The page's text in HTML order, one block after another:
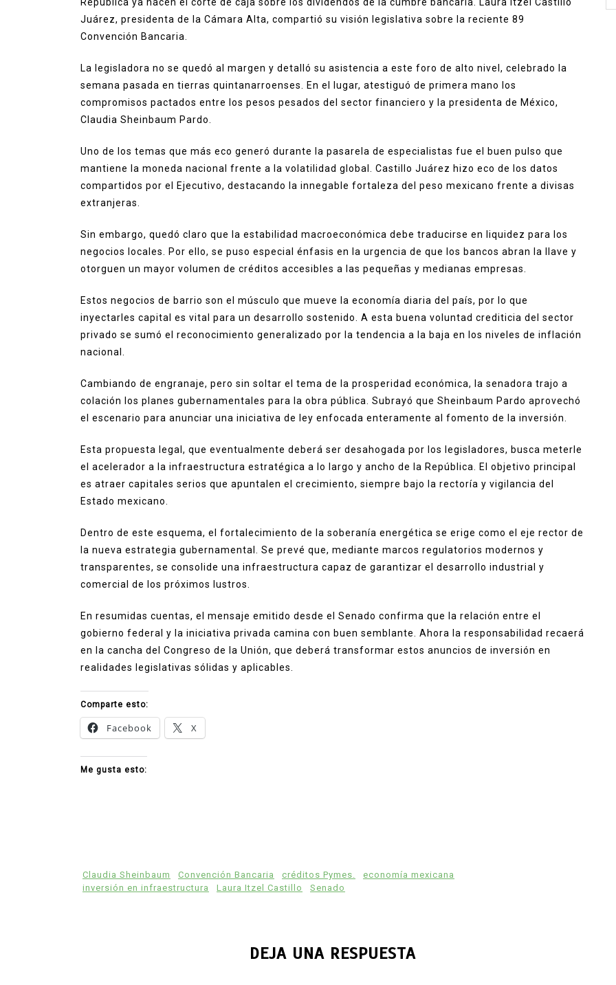
Juárez, presidenta de la Cámara Alta, compartió su visión legislativa sobre la reciente 89
Convención Bancaria.
La legisladora no se quedó al margen y detalló su asistencia a este foro de alto nivel, celebrado la
semana pasada en tierras quintanarroenses. En el lugar, atestiguó de primera mano los
compromisos pactados entre los pesos pesados del sector financiero y la presidenta de México,
Claudia Sheinbaum Pardo.
Uno de los temas que más eco generó durante la pasarela de especialistas fue el buen pulso que
mantiene la moneda nacional frente a la volatilidad global. Castillo Juárez hizo eco de los datos
compartidos por el Ejecutivo, destacando la innegable fortaleza del peso mexicano frente a divisas
extranjeras.
Sin embargo, quedó claro que la estabilidad macroeconómica debe traducirse en liquidez para los
negocios locales. Por ello, se puso especial énfasis en la urgencia de que los bancos abran la llave y
otorguen un mayor volumen de créditos accesibles a las pequeñas y medianas empresas.
Estos negocios de barrio son el músculo que mueve la economía diaria del país, por lo que
inyectarles capital es vital para un desarrollo sostenido. A esta buena voluntad crediticia del sector
privado se sumó el reconocimiento generalizado por la tendencia a la baja en los niveles de inflación
nacional.
Cambiando de engranaje, pero sin soltar el tema de la prosperidad económica, la senadora trajo a
colación los planes gubernamentales para la obra pública. Subrayó que Sheinbaum Pardo aprovechó
el escenario para anunciar una iniciativa de ley enfocada enteramente al fomento de la inversión.
Esta propuesta legal, que eventualmente deberá ser desahogada por los legisladores, busca meterle
el acelerador a la infraestructura estratégica a lo largo y ancho de la República. El objetivo principal
es atraer capitales serios que apuntalen el crecimiento, siempre bajo la rectoría y vigilancia del
Estado mexicano.
Dentro de este esquema, el fortalecimiento de la soberanía energética se erige como el eje rector de
la nueva estrategia gubernamental. Se prevé que, mediante marcos regulatorios modernos y
transparentes, se consolide una infraestructura capaz de garantizar el desarrollo industrial y
comercial de los próximos lustros.
En resumidas cuentas, el mensaje emitido desde el Senado confirma que la relación entre el
gobierno federal y la iniciativa privada camina con buen semblante. Ahora la responsabilidad recaerá
en la cancha del Congreso de la Unión, que deberá transformar estos anuncios de inversión en
realidades legislativas sólidas y aplicables.
Comparte esto:
Facebook X
Me gusta esto:
Claudia Sheinbaum Convención Bancaria créditos Pymes.
economía mexicana
inversión en infraestructura
Laura Itzel Castillo Senado
DEJA UNA RESPUESTA